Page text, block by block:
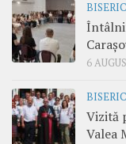
6
Vizită
Valea